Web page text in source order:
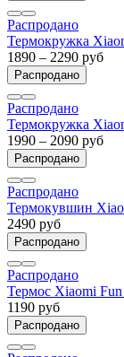
Распродано
Термокружка
1890 – 2290 руб
Распродано
Распродано
Термокружка
1990 – 2090 руб
Распродано
Распродано
Термокувшин
2490 руб
Распродано
Распродано
Термос Xiaomi
1190 руб
Распродано